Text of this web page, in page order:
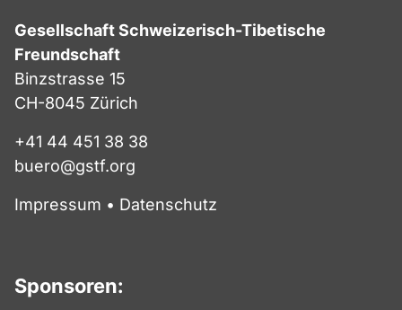
Gesellschaft Schweizerisch-Tibetische
Freundschaft
Binzstrasse 15
CH-8045 Zürich
+41 44 451 38 38
buero@gstf.org
Impressum • Datenschutz
Sponsoren: